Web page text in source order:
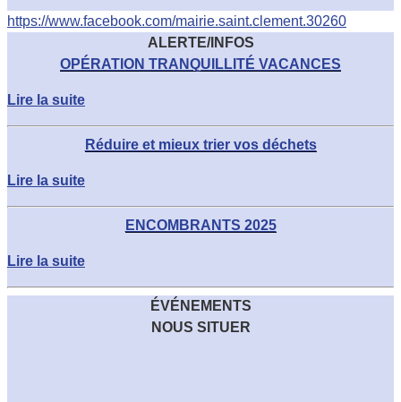
https://www.facebook.com/mairie.saint.clement.30260
ALERTE/INFOS
OPÉRATION TRANQUILLITÉ VACANCES
Lire la suite
Réduire et mieux trier vos déchets
Lire la suite
ENCOMBRANTS 2025
Lire la suite
ÉVÉNEMENTS
NOUS SITUER